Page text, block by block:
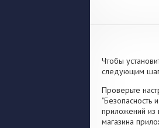
Чтобы
следующим
Проверьте
"Безопасность
приложений из
магазина